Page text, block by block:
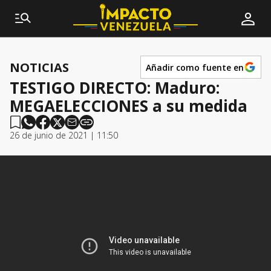
NOTICIAS Añadir como fuente en
TESTIGO DIRECTO: Maduro:
MEGAELECCIONES a su medida
26 de junio de 2021 | 11:50